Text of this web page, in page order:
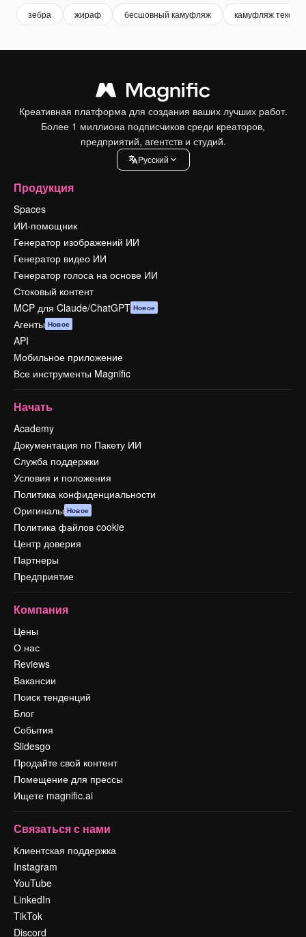
зебра жираф бесшовный камуфляж камуфляж
Креативная платформа для создания ваших лучших работ.
Более 1 миллиона подписчиков среди креаторов,
предприятий, агентств и студий.
Pусский
Продукция
Spaces
ИИ-помощник
Генератор изображений ИИ
Генератор видео ИИ
Генератор голоса на основе ИИ
Стоковый контент
MCP для Claude/ChatGPT Новое
Агенты Новое
API
Мобильное приложение
Все инструменты Magnific
Начать
Academy
Документация по Пакету ИИ
Служба поддержки
Условия и положения
Политика конфиденциальности
Оригиналы Новое
Политика файлов cookie
Центр доверия
Партнеры
Предприятие
Компания
Цены
О нас
Reviews
Вакансии
Поиск тенденций
Блог
События
Slidesgo
Продайте свой контент
Помещение для прессы
Ищете magnific.ai
Связаться с нами
Клиентская поддержка
Instagram
YouTube
LinkedIn
TikTok
Discord